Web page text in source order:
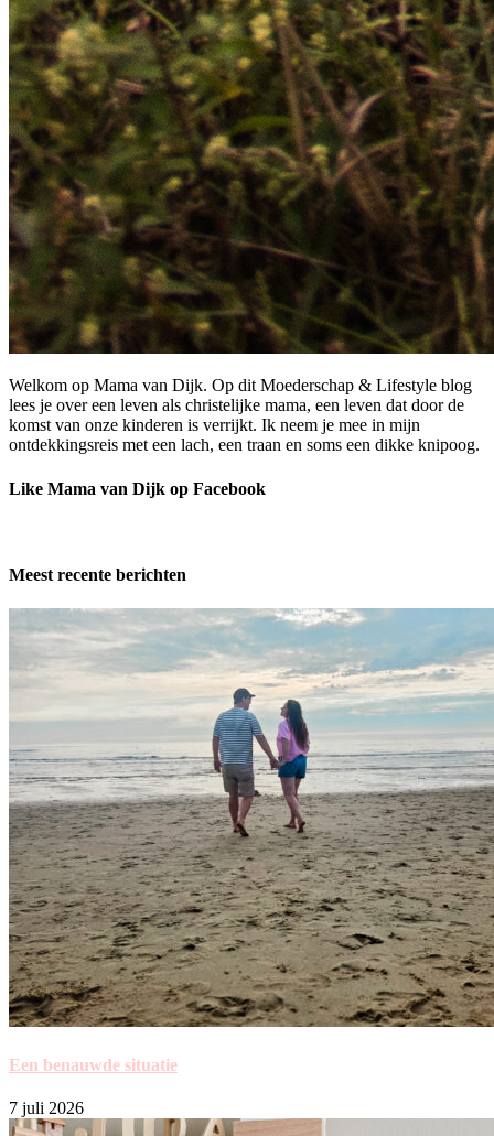
Welkom op Mama van Dijk. Op dit Moederschap & Lifestyle blog
lees je over een leven als christelijke mama, een leven dat door de
komst van onze kinderen is verrijkt. Ik neem je mee in mijn
ontdekkingsreis met een lach, een traan en soms een dikke knipoog.
Like Mama van Dijk op Facebook
Meest recente berichten
Een benauwde situatie
7 juli 2026